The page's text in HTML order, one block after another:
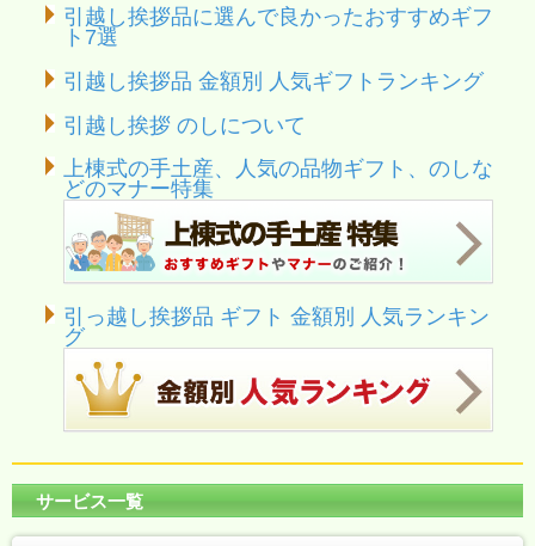
引越し挨拶品に選んで良かったおすすめギフ
ト7選
引越し挨拶品 金額別 人気ギフトランキング
引越し挨拶 のしについて
上棟式の手土産、人気の品物ギフト、のしな
どのマナー特集
引っ越し挨拶品 ギフト 金額別 人気ランキン
グ
サービス一覧